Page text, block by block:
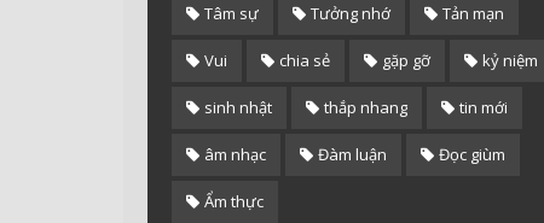
Tâm sự Tưởng nhớ Tản mạn
Vui chia sẻ gặp gỡ kỷ niệm
sinh nhật thắp nhang tin mới
âm nhạc Đàm luận Đọc giùm
Ẩm thực